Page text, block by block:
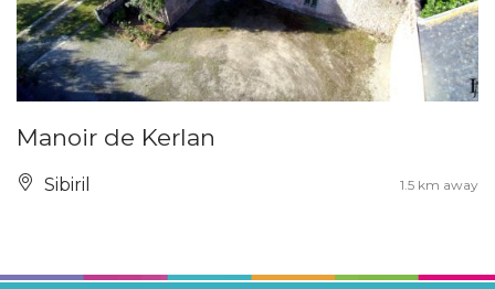
Manoir de Kerlan
Sibiril 1.5 km away